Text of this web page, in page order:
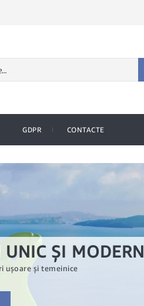
GDPR CONTACTE
ÎNALTE
UNIC ȘI MODERN
ușoare și temeinice